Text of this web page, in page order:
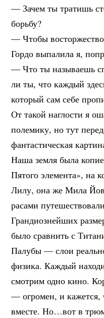
— Зачем ты тратишь
борьбу?
— Чтобы
Гордо выпалила я,
— Что ты называешь
ли ты, что каждый
который сам себе
От такой наглости я
полемику, но тут
фантастическая
Наша земля была
Пятого элемента», на
Лилу, она же Мила
расами
Грандиознейших
было сравнить с
Палубы — слои
физика. Каждый
смотрим одно кино.
— огромен, и кажется,
вместе. Но…вот в